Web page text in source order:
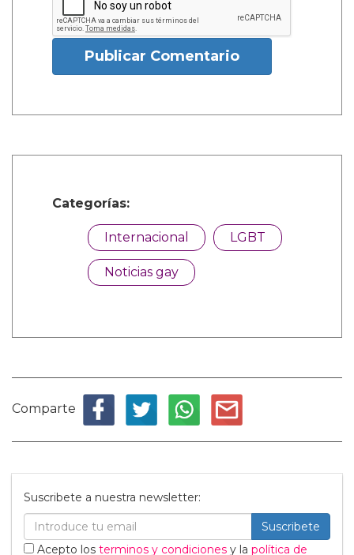
Publicar Comentario
Categorías:
Internacional LGBT
Noticias gay
Comparte
Suscribete a nuestra newsletter:
Suscribete
Acepto los terminos y condiciones y la política de